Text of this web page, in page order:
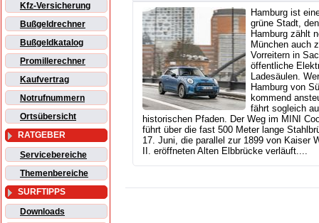
Kfz-Versicherung
Bußgeldrechner
Bußgeldkatalog
Promillerechner
Kaufvertrag
Notrufnummern
Ortsübersicht
RATGEBER
Servicebereiche
Themenbereiche
SURFTIPPS
Downloads
Hamburg ist
grüne Stadt,
Hamburg zählt
München auch
Vorreitern in
öffentliche
Ladesäulen. Wer
Hamburg von
kommend
fährt sogleich
historischen Pfaden. Der Weg im MINI
führt über die fast 500 Meter lange
17. Juni, die parallel zur 1899 von Kaiser
II. eröffneten Alten Elbbrücke verläuft....